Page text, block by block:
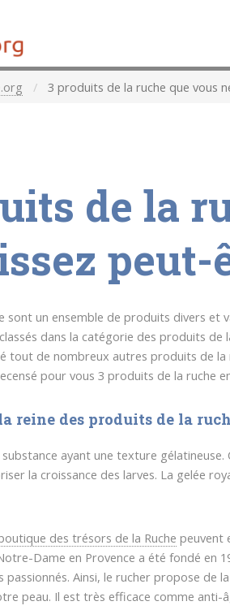
3 produits de la ruche que vous
de la
peut-
sont un ensemble de produits divers et
dans la catégorie des produits
tout de nombreux autres produits de
pour vous 3 produits de la ruche
reine des produits de la
ayant une texture gélatineuse.
la croissance des larves. La gelée
des trésors de la Ruche peuvent
Dame en Provence a été fondé
passionnés. Ainsi, le rucher propose de la
peau. Il est très efficace comme